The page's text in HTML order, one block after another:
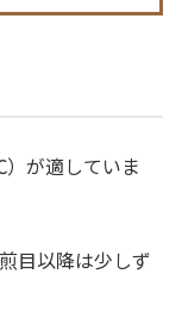
します。
が適していま
目以降は少しず